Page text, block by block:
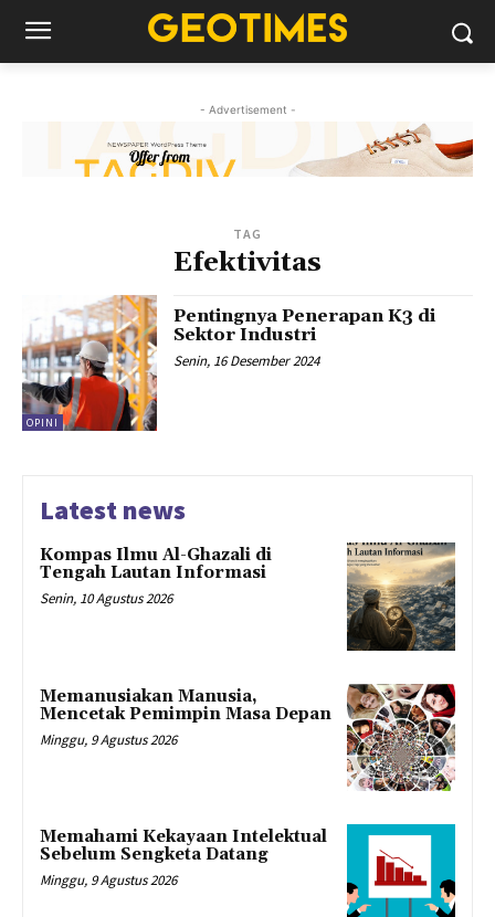
- Advertisement -
TAG
Efektivitas
OPINI
Pentingnya Penerapan K3 di
Sektor Industri
Senin, 16 Desember 2024
Latest news
Kompas Ilmu Al-Ghazali di
Tengah Lautan Informasi
Senin, 10 Agustus 2026
Memanusiakan Manusia,
Mencetak Pemimpin Masa Depan
Minggu, 9 Agustus 2026
Memahami Kekayaan Intelektual
Sebelum Sengketa Datang
Minggu, 9 Agustus 2026